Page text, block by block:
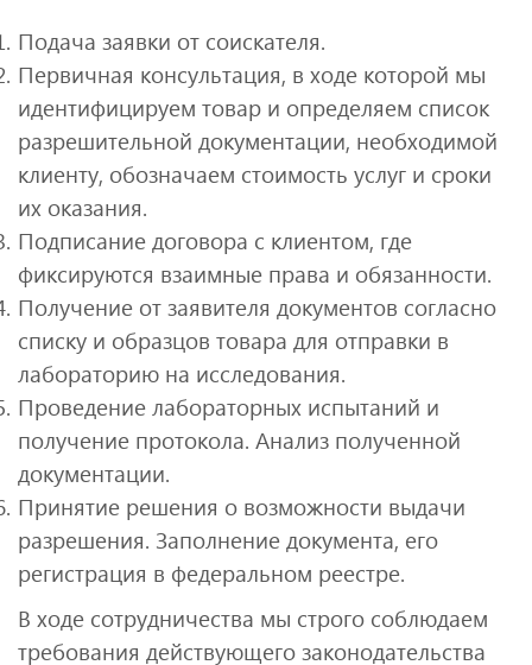
Подача заявки от соискателя.
Первичная консультация, в ходе которой мы
идентифицируем товар и определяем список
разрешительной документации, необходимой
клиенту, обозначаем стоимость услуг и сроки
их оказания.
Подписание договора с клиентом, где
фиксируются взаимные права и обязанности.
Получение от заявителя документов согласно
списку и образцов товара для отправки в
лабораторию на исследования.
Проведение лабораторных испытаний и
получение протокола. Анализ полученной
документации.
Принятие решения о возможности выдачи
разрешения. Заполнение документа, его
регистрация в федеральном реестре.
В ходе сотрудничества мы строго соблюдаем
требования действующего законодательства